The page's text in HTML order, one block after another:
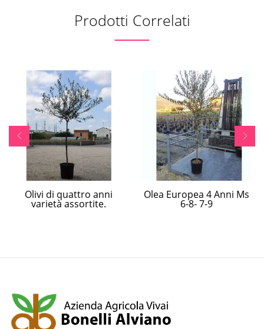
Prodotti Correlati
Olivi di quattro anni
varietà assortite.
Olea Europea 4 Anni Ms
6-8- 7-9